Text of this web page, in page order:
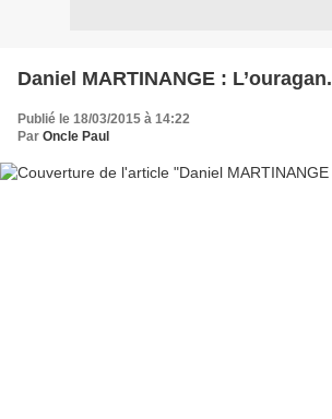
Daniel MARTINANGE : L’ouragan.
Publié le 18/03/2015 à 14:22
Par Oncle Paul